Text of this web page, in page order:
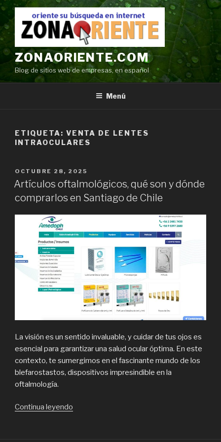
Ir
contenido
ZONAORIENTE.COM
Blog de sitios web de empresas, en español
Menú
ETIQUETA: VENTA DE LENTES
INTRAOCULARES
POSTED
ON
OCTUBRE 28, 2025
Artículos oftalmológicos, qué son y dónde
comprarlos en Santiago de Chile
La visión es un sentido invaluable, y cuidar de tus ojos es
esencial para garantizar una salud ocular óptima. En este
contexto, te sumergimos en el fascinante mundo de los
blefarostastos, dispositivos impresindible en la
oftalmología.
Continua leyendo